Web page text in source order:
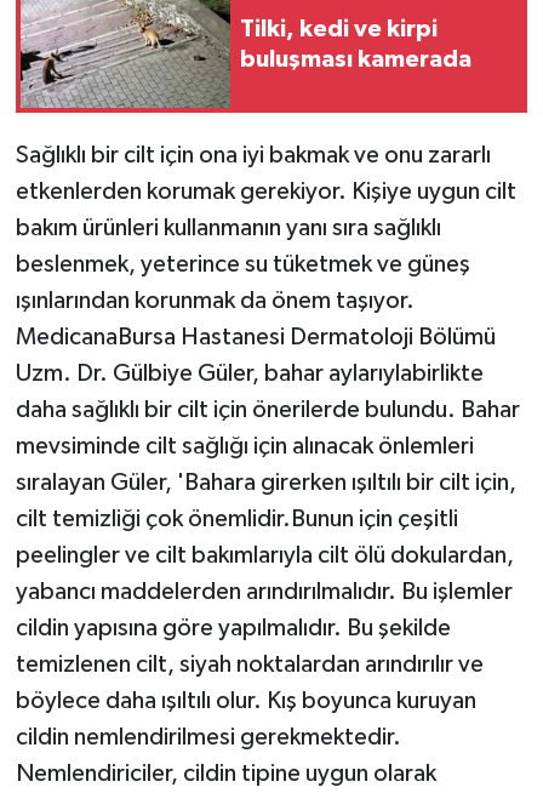
Tilki, kedi ve kirpi
buluşması kamerada
Sağlıklı bir cilt için ona iyi bakmak ve onu zararlı
etkenlerden korumak gerekiyor. Kişiye uygun cilt
bakım ürünleri kullanmanın yanı sıra sağlıklı
beslenmek, yeterince su tüketmek ve güneş
ışınlarından korunmak da önem taşıyor.
MedicanaBursa Hastanesi Dermatoloji Bölümü
Uzm. Dr. Gülbiye Güler, bahar aylarıylabirlikte
daha sağlıklı bir cilt için önerilerde bulundu. Bahar
mevsiminde cilt sağlığı için alınacak önlemleri
sıralayan Güler, 'Bahara girerken ışıltılı bir cilt için,
cilt temizliği çok önemlidir.Bunun için çeşitli
peelingler ve cilt bakımlarıyla cilt ölü dokulardan,
yabancı maddelerden arındırılmalıdır. Bu işlemler
cildin yapısına göre yapılmalıdır. Bu şekilde
temizlenen cilt, siyah noktalardan arındırılır ve
böylece daha ışıltılı olur. Kış boyunca kuruyan
cildin nemlendirilmesi gerekmektedir.
Nemlendiriciler, cildin tipine uygun olarak
Teknoloji
Yaşam